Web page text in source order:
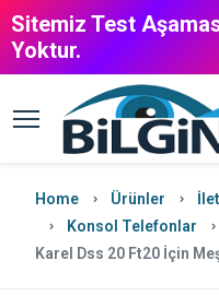
Sitemiz Test
Yoktur.
Home Ürünler
Konsol Telefonlar
Karel Dss 20 Ft20 İçin